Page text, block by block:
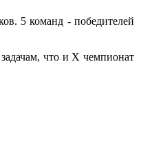
5 команд - победителей
что и X чемпионат